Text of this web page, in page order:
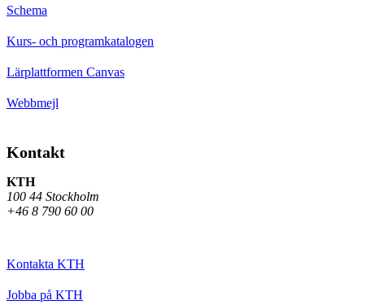
Schema
Kurs- och programkatalogen
Lärplattformen Canvas
Webbmejl
Kontakt
KTH
100 44 Stockholm
+46 8 790 60 00
Kontakta KTH
Jobba på KTH